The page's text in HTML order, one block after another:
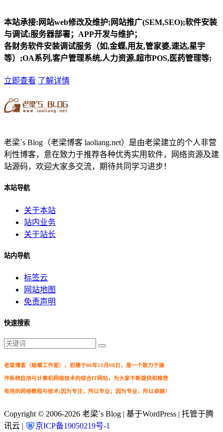
本站承接:网站web修改及维护;网站推广(SEM,SEO);软件安装
与调试;服务器部署；APP开发与维护；
各财务软件安装调试服务（如,金蝶,用友,管家婆,速达,星宇
等）;OA系列,客户管理系统,人力资源,超市POS,医药管理等;
立即查看 了解详情
老梁`s Blog（老梁博客 laoliang.net）是由老梁建立的个人非营
利性博客，意在致力于推荐各种优秀实用软件，网络资源及建
站源码，欢迎大家多交流，期待共同学习进步！
本站导航
关于本站
站内业务
关于站长
站内导航
标签云
网站地图
免责声明
快速搜索
老梁博客（蛤蟆工作室），初建于06年11月08日，是一个致力于操
作系统应用与计算机网络技术的综合IT网站，为大家不断提供和推荐
有用的网络教程与技术;因为专注，所以专业；因为专业，所以卓越！
Copyright © 2006-2026 老梁`s Blog | 基于WordPress | 托管于腾
讯云 |
京ICP备19050219号-1